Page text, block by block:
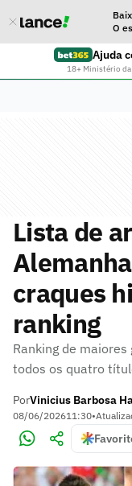
O
Ajuda
18+ Ministério
Lista de
craques
ranking
Ranking de
todos os quatro
PorVinicius Barbosa
08/06/202611:30•